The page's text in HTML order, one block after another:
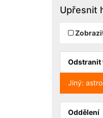
Upřesnit
Zrušit filtr
Jiný:
Oddělení